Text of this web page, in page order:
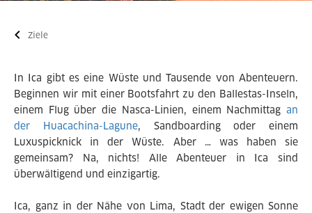
Ziele
In Ica gibt es eine Wüste und Tausende von Abenteuern.
Beginnen wir mit einer Bootsfahrt zu den Ballestas-Inseln,
einem Flug über die Nasca-Linien, einem Nachmittag an
der Huacachina-Lagune, Sandboarding oder einem
Luxuspicknick in der Wüste. Aber … was haben sie
gemeinsam? Na, nichts! Alle Abenteuer in Ica sind
überwältigend und einzigartig.
Ica, ganz in der Nähe von Lima, Stadt der ewigen Sonne